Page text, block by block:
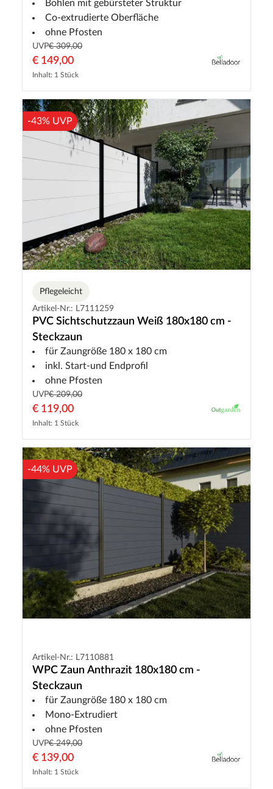
Bohlen mit gebürsteter Struktur
Co-extrudierte Oberfläche
ohne Pfosten
UVP€ 309,00
€ 149,00
Inhalt: 1 Stück
-43% UVP
Pflegeleicht
Artikel-Nr.: L7111259
PVC Sichtschutzzaun Weiß 180x180 cm -
Steckzaun
für Zaungröße 180 x 180 cm
inkl. Start-und Endprofil
ohne Pfosten
UVP€ 209,00
€ 119,00
Inhalt: 1 Stück
-44% UVP
Artikel-Nr.: L7110881
WPC Zaun Anthrazit 180x180 cm -
Steckzaun
für Zaungröße 180 x 180 cm
Mono-Extrudiert
ohne Pfosten
UVP€ 249,00
€ 139,00
Inhalt: 1 Stück